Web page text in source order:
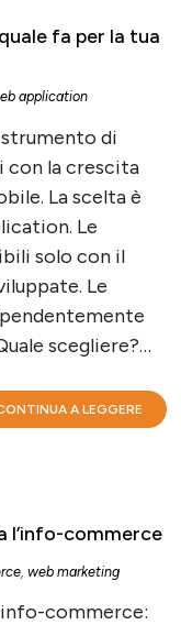
fa per la tua
application
di
con la crescita
La scelta è
Le
solo con il
Le
scegliere?…
A LEGGERE
l’info-commerce
, web marketing
commerce: